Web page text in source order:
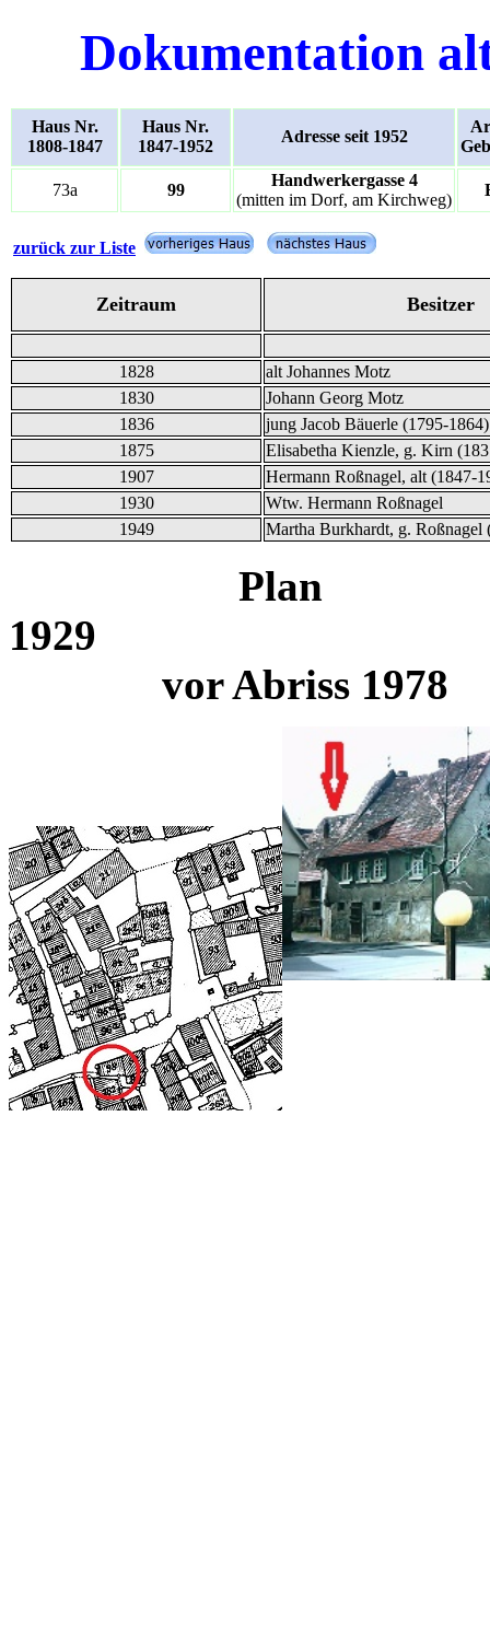
Dokumentation
Haus Nr.
1808-1847
Haus Nr.
1847-1952
Adresse seit 1952
73a 99
Handwerkergasse 4
(mitten im Dorf, am Kirchweg)
zurück zur Liste
Zeitraum Besitzer
1828
alt Johannes Motz
1830
Johann Georg Motz
1836
jung Jacob Bäuerle (1795-1864)
1875
Elisabetha Kienzle, g. Kirn
1907
Hermann Roßnagel, alt (1847-
1930
Wtw. Hermann Roßnagel
1949
Martha Burkhardt, g. Roßnagel
Plan
vor Abriss